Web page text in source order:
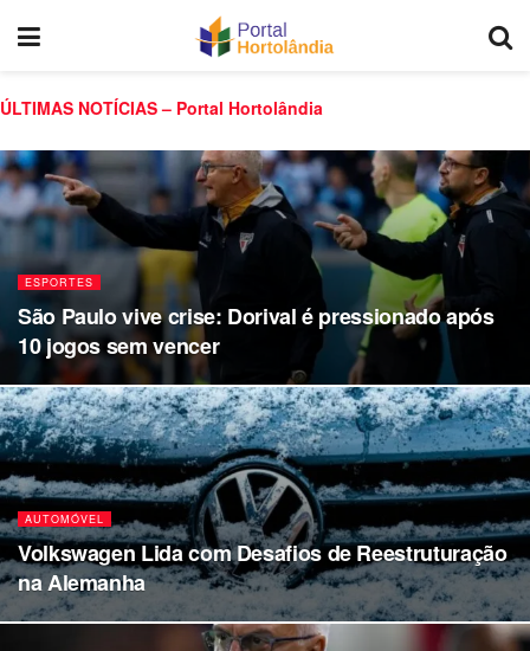
ÚLTIMAS NOTÍCIAS – Portal Hortolândia
ESPORTES
São Paulo vive crise: Dorival é pressionado após
10 jogos sem vencer
AUTOMÓVEL
Volkswagen Lida com Desafios de Reestruturação
na Alemanha